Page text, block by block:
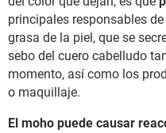
principales responsables
grasa de la piel, que se
sebo del cuero cabelludo
momento, así como los
o maquillaje.
El moho puede causar